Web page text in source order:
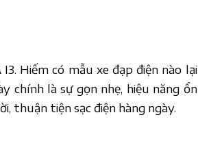
Hiếm có mẫu xe đạp điện nào lại
chính là sự gọn nhẹ, hiệu năng ổn
thuận tiện sạc điện hàng ngày.